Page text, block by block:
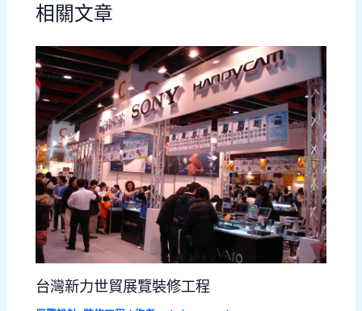
相關文章
台灣新力世貿展覽裝修工程